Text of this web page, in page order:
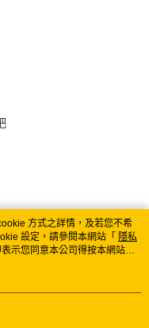
方式之詳情，及若您不希
設定，請參閱本網站「 隱私
示您同意本公司得按本網站使